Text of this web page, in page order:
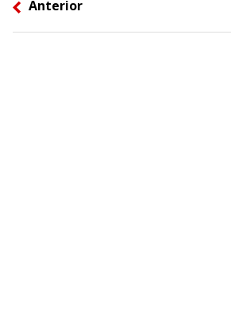
left Anterior